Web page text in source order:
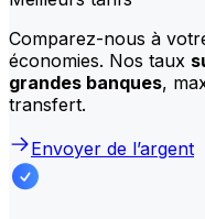
Comparez-nous à
économies. Nos taux
grandes banques,
transfert.
Envoyer de l’argent